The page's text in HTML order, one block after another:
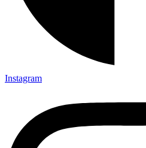
Instagram